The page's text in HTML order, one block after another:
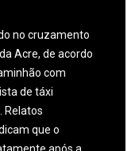
no cruzamento
Acre, de acordo
com
de táxi
Relatos
que o